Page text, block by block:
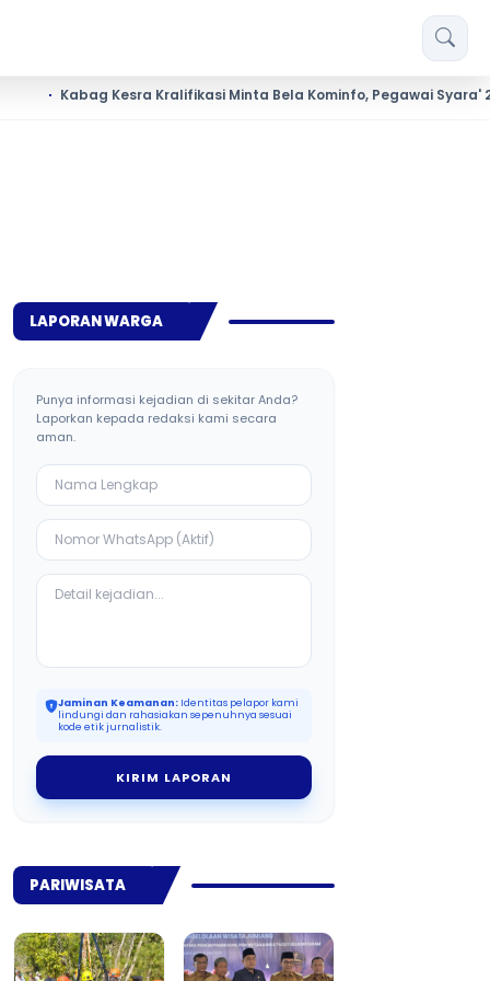
Kabag Kesra Kralifikasi Minta Bela Kominfo, Pegawai Syara' 2025
LAPORAN WARGA
Punya informasi kejadian di sekitar Anda?
Laporkan kepada redaksi kami secara
aman.
Jaminan Keamanan: Identitas pelapor kami
lindungi dan rahasiakan sepenuhnya sesuai
kode etik jurnalistik.
KIRIM LAPORAN
PARIWISATA